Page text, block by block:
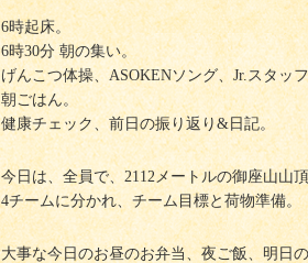
6時起床。
6時30分 朝の集い。
げんこつ体操、ASOKENソング、Jr.スタッ
朝ごはん。
健康チェック、前日の振り返り&日記。
今日は、全員で、2112メートルの御座山山
4チームに分かれ、チーム目標と荷物準備。
大事な今日のお昼のお弁当、夜ご飯、明日